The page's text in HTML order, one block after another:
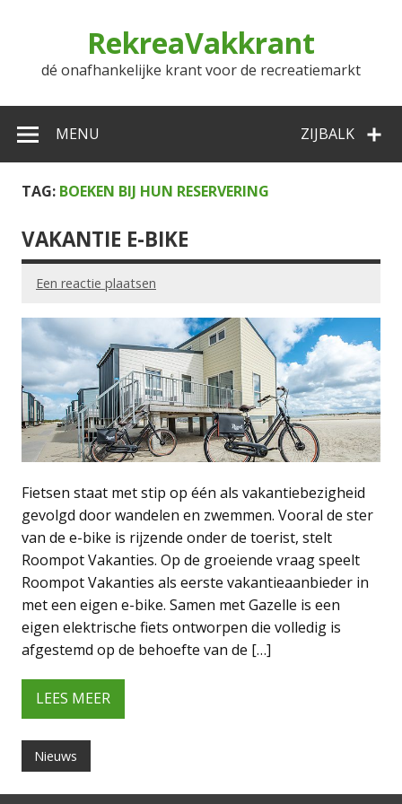
RekreaVakkrant
dé onafhankelijke krant voor de recreatiemarkt
ZIJBALK
MENU
TAG: BOEKEN BIJ HUN RESERVERING
VAKANTIE E-BIKE
Een reactie plaatsen
Fietsen staat met stip op één als vakantiebezigheid
gevolgd door wandelen en zwemmen. Vooral de ster
van de e-bike is rijzende onder de toerist, stelt
Roompot Vakanties. Op de groeiende vraag speelt
Roompot Vakanties als eerste vakantieaanbieder in
met een eigen e-bike. Samen met Gazelle is een
eigen elektrische fiets ontworpen die volledig is
afgestemd op de behoefte van de […]
LEES MEER
Nieuws